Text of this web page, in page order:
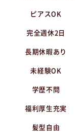
ピアスOK
完全週休2日
長期休暇あり
未経験OK
学歴不問
福利厚生充実
髪型自由